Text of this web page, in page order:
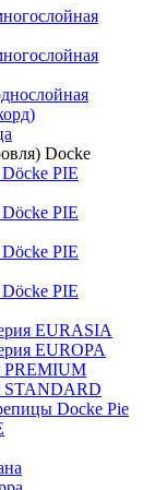
Docke
PIE
PIE
PIE
PIE
EURASIA
EUROPA
PREMIUM
STANDARD
Docke Pie